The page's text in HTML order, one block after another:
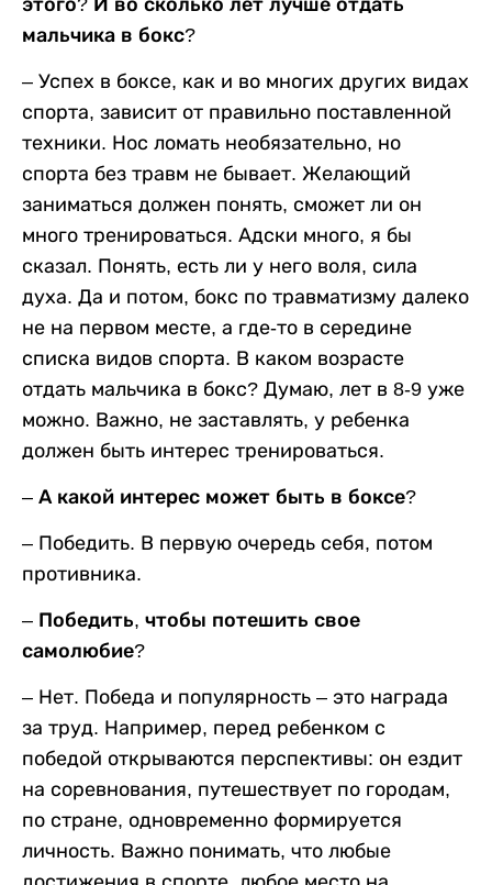
этого? И во сколько лет лучше отдать
мальчика в бокс?
– Успех в боксе, как и во многих других видах
спорта, зависит от правильно поставленной
техники. Нос ломать необязательно, но
спорта без травм не бывает. Желающий
заниматься должен понять, сможет ли он
много тренироваться. Адски много, я бы
сказал. Понять, есть ли у него воля, сила
духа. Да и потом, бокс по травматизму далеко
не на первом месте, а где-то в середине
списка видов спорта. В каком возрасте
отдать мальчика в бокс? Думаю, лет в 8-9 уже
можно. Важно, не заставлять, у ребенка
должен быть интерес тренироваться.
– А какой интерес может быть в боксе?
– Победить. В первую очередь себя, потом
противника.
– Победить, чтобы потешить свое
самолюбие?
– Нет. Победа и популярность – это награда
за труд. Например, перед ребенком с
победой открываются перспективы: он ездит
на соревнования, путешествует по городам,
по стране, одновременно формируется
личность. Важно понимать, что любые